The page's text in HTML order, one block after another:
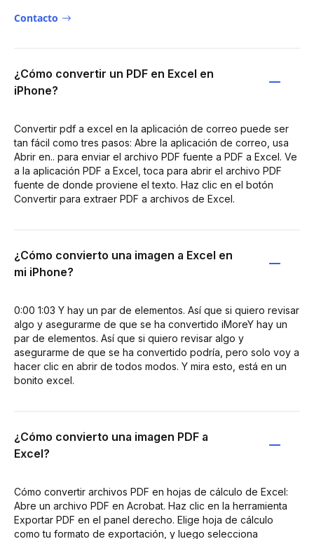
Contacto
¿Cómo convertir un PDF en Excel en
iPhone?
Convertir pdf a excel en la aplicación de correo puede ser
tan fácil como tres pasos: Abre la aplicación de correo, usa
Abrir en.. para enviar el archivo PDF fuente a PDF a Excel. Ve
a la aplicación PDF a Excel, toca para abrir el archivo PDF
fuente de donde proviene el texto. Haz clic en el botón
Convertir para extraer PDF a archivos de Excel.
¿Cómo convierto una imagen a Excel en
mi iPhone?
0:00 1:03 Y hay un par de elementos. Así que si quiero revisar
algo y asegurarme de que se ha convertido iMoreY hay un
par de elementos. Así que si quiero revisar algo y
asegurarme de que se ha convertido podría, pero solo voy a
hacer clic en abrir de todos modos. Y mira esto, está en un
bonito excel.
¿Cómo convierto una imagen PDF a
Excel?
Cómo convertir archivos PDF en hojas de cálculo de Excel:
Abre un archivo PDF en Acrobat. Haz clic en la herramienta
Exportar PDF en el panel derecho. Elige hoja de cálculo
como tu formato de exportación, y luego selecciona